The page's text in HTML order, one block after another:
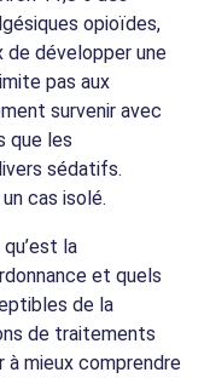
opioïdes,
de développer une
pas aux
survenir avec
que les
sédatifs.
cas isolé.
la
et quels
de la
de traitements
mieux comprendre